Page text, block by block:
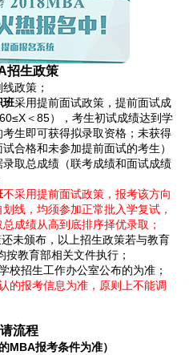
招生政策
政策；
班采用提前面试政策，提前面试成
60≤X＜ 85），考生初试成绩达到学
生即可获得拟录取资格；未获得
合格和未参加提前面试的考生）
取总成绩（联考成绩和面试成绩
不采用提前面试政策，报考该方向
线，均须参加正常批入学复试，
成绩从高到底排序择优录取；
未颁布，以上招生政策若与教育
教育部相关文件执行；
校招生工作办公室公布的为准；
的报考信息为准，原则上不能调
流程
MBA报考条件为准）